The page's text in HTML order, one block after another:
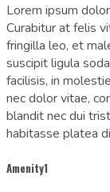
Lorem ipsum
Curabitur at felis
fringilla leo, et
suscipit ligula
facilisis, in
nec dolor vitae,
blandit nec dui
habitasse platea
Amenity1